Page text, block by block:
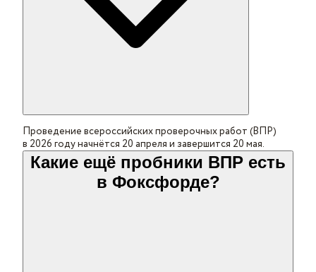
Проведение всероссийских проверочных работ (ВПР)
в 2026 году начнётся 20 апреля и завершится 20 мая.
Какие ещё пробники ВПР есть
в Фоксфорде?